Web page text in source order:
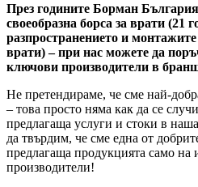
През годините Борман България
своеобразна борса за врати (21
разпространението и
врати) – при нас можете да
ключови производители в
Не претендираме, че сме най-
– това просто няма как да се
предлагаща услуги и стоки в
да твърдим, че сме една от
предлагаща продукцията само на
производители!